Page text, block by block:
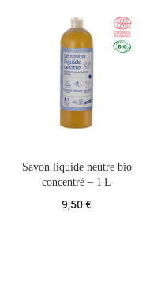
Savon liquide neutre bio
concentré – 1 L
9,50 €